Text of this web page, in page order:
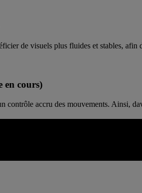
de visuels plus fluides et stables,
en cours)
accru des mouvements. Ainsi,